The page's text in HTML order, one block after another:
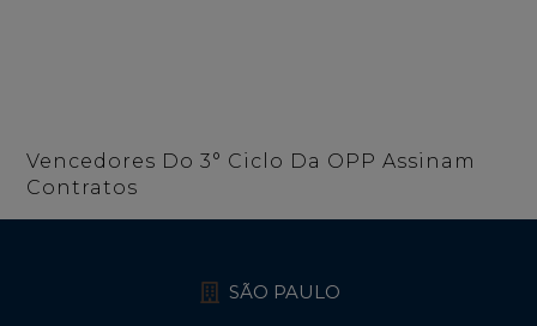
Vencedores Do 3° Ciclo Da OPP Assinam
Contratos
SÃO PAULO